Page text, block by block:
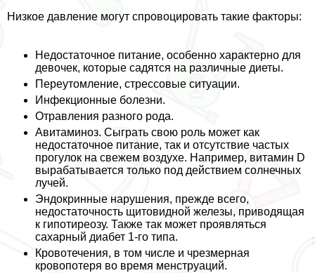
Низкое давление могут спровоцировать такие факторы:
Недостаточное питание, особенно хаpaктерно для
девочек, которые садятся на различные диеты.
Переутомление, стрессовые ситуации.
Инфекционные болезни.
Отравления разного рода.
Авитаминоз. Сыграть свою роль может как
недостаточное питание, так и отсутствие частых
прогулок на свежем воздухе. Например, витамин D
выpaбатывается только под действием солнечных
лучей.
Эндокринные нарушения, прежде всего,
недостаточность щитовидной железы, приводящая
к гипотиреозу. Также так может проявляться
сахарный диабет 1-го типа.
Кровотечения, в том числе и чрезмерная
кровопотеря во время мeнcтpуаций.